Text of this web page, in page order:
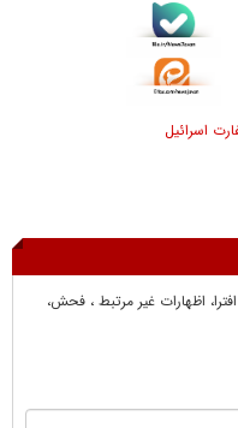
اسرائیل
اظهارات غير مرتبط ، فحش،